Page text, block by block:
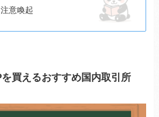
意喚起
を買えるおすすめ国内取引所